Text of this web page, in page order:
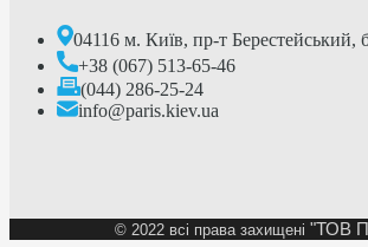
04116 м. Київ, пр-т Берестейський,
+38 (067) 513-65-46
(044) 286-25-24
info@paris.kiev.ua
© 2022 всі права захищені "ТОВ